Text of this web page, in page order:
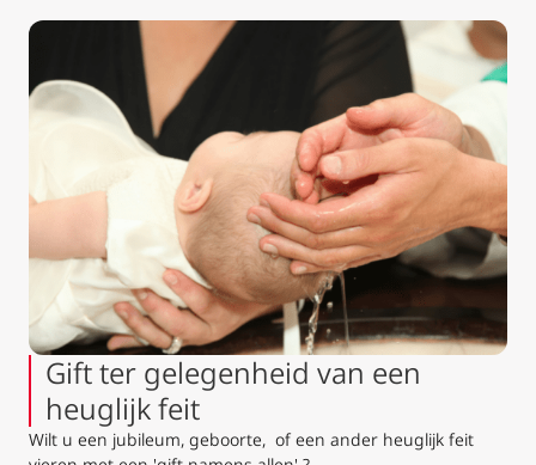
Gift ter gelegenheid van een
heuglijk feit
Wilt u een jubileum, geboorte, of een ander heuglijk feit